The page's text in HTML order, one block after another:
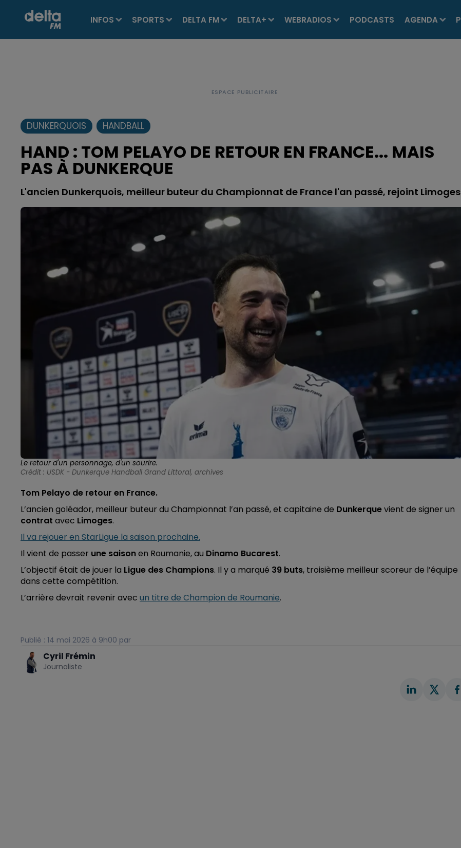
INFOS SPORTS DELTA FM DELTA+ WEBRADIOS PODCASTS AGENDA
DUNKERQUOIS HANDBALL
HAND : TOM PELAYO DE RETOUR EN FRANCE... MAIS
PAS À DUNKERQUE
L'ancien Dunkerquois, meilleur buteur du Championnat de France l'an passé, rejoint
Le retour d'un personnage, d'un sourire.
Crédit : USDK - Dunkerque Handball Grand Littoral, archives
Tom Pelayo de retour en France.
L’ancien goléador, meilleur buteur du Championnat l’an passé, et capitaine de Dunkerquevient de signer un
contrat avec Limoges.
Il va rejouer en StarLigue la saison prochaine.
Il vient de passer une saisonen Roumanie, au Dinamo Bucarest.
L’objectif était de jouer la Ligue des Champions. Il y a marqué 39 buts, troisième meilleur scoreur de l’équipe
dans cette compétition.
L’arrière devrait revenir avec un titre de Champion de Roumanie.
Publié : 14 mai 2026 à 9h00 par
Cyril Frémin
Journaliste